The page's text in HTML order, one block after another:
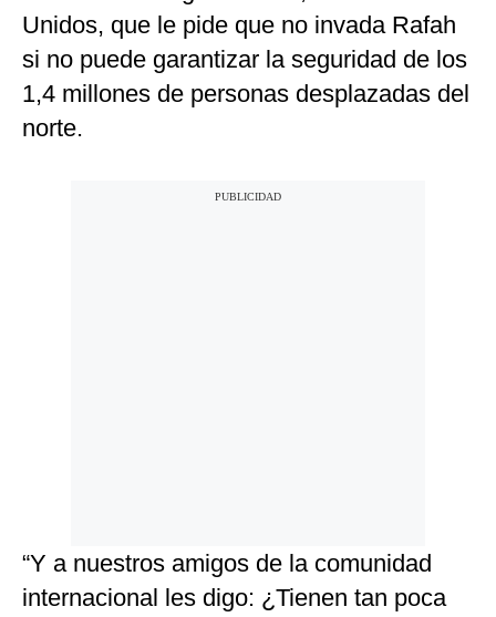
Unidos, que le pide que no invada Rafah
si no puede garantizar la seguridad de los
1,4 millones de personas desplazadas del
norte.
“Y a nuestros amigos de la comunidad
internacional les digo: ¿Tienen tan poca